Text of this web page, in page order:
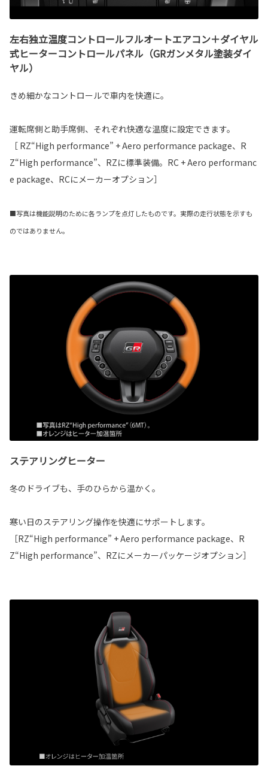
左右独立温度コントロールフルオートエアコン＋ダイヤル
式ヒーターコントロールパネル（GRガンメタル塗装ダイ
ヤル）
きめ細かなコントロールで車内を快適に。
運転席側と助手席側、それぞれ快適な温度に設定できます。
［ RZ“High performance” + Aero performance package、R
Z“High performance”、RZに標準装備。RC + Aero performanc
e package、RCにメーカーオプション］
■写真は機能説明のために各ランプを点灯したものです。実際の走行状態を示すも
のではありません。
ステアリングヒーター
冬のドライブも、手のひらから温かく。
寒い日のステアリング操作を快適にサポートします。
［RZ“High performance” + Aero performance package、R
Z“High performance”、RZにメーカーパッケージオプション］